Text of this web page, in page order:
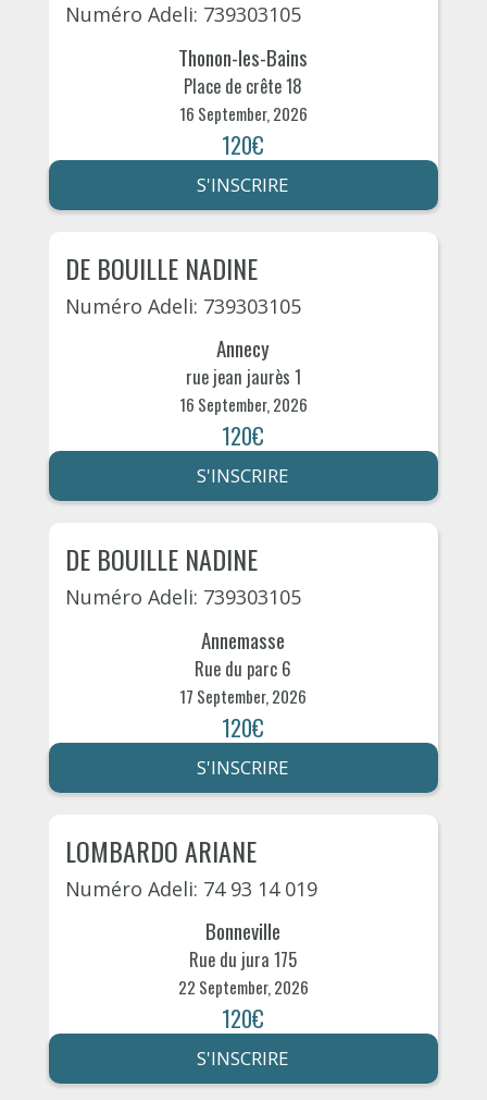
Numéro Adeli: 739303105
Thonon-les-Bains
Place de crête 18
16 September, 2026
120€
S'INSCRIRE
DE BOUILLE NADINE
Numéro Adeli: 739303105
Annecy
rue jean jaurès 1
16 September, 2026
120€
S'INSCRIRE
DE BOUILLE NADINE
Numéro Adeli: 739303105
Annemasse
Rue du parc 6
17 September, 2026
120€
S'INSCRIRE
LOMBARDO ARIANE
Numéro Adeli: 74 93 14 019
Bonneville
Rue du jura 175
22 September, 2026
120€
S'INSCRIRE